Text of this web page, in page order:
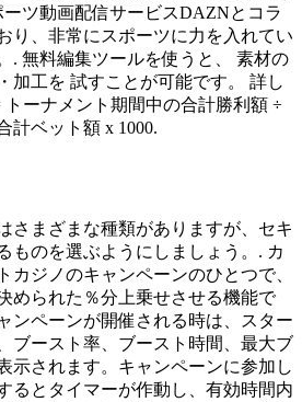
ツ動画配信サービスDAZNとコラ
り、非常にスポーツに力を入れてい
. 無料編集ツールを使うと、 素材の
加工を 試すことが可能です。 詳し
ーナメント期間中の合計勝利額 ÷
計ベット額 x 1000.
さまざまな種類がありますが、セキ
ものを選ぶようにしましょう。. カ
カジノのキャンペーンのひとつで、
められた％分上乗せさせる機能で
ンペーンが開催される時は、スター
ブースト率、ブースト時間、最大ブ
示されます。キャンペーンに参加し
るとタイマーが作動し、有効時間内